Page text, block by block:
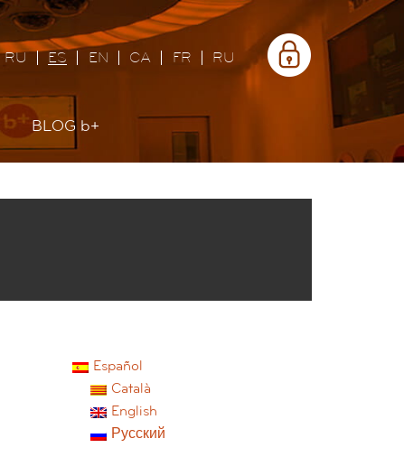
RU ES EN CA FR RU
Área
privada
BLOG b+
Español
Català
English
Русский